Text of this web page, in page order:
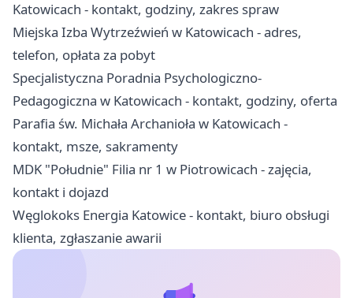
Katowicach - kontakt, godziny, zakres spraw
Miejska Izba Wytrzeźwień w Katowicach - adres,
telefon, opłata za pobyt
Specjalistyczna Poradnia Psychologiczno-
Pedagogiczna w Katowicach - kontakt, godziny, oferta
Parafia św. Michała Archanioła w Katowicach -
kontakt, msze, sakramenty
MDK "Południe" Filia nr 1 w Piotrowicach - zajęcia,
kontakt i dojazd
Węglokoks Energia Katowice - kontakt, biuro obsługi
klienta, zgłaszanie awarii